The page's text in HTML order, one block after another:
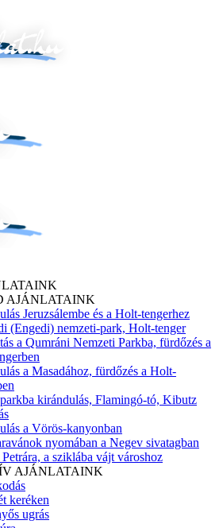
AJÁNLATAINK
Jeruzsálembe és a Holt-tengerhez
(Engedi) nemzeti-park, Holt-tenger
a Qumráni Nemzeti Parkba, fürdőzés a
a Masadához, fürdőzés a Holt-
kirándulás, Flamingó-tó, Kibutz
a Vörös-kanyonban
nyomában a Negev sivatagban
a sziklába vájt városhoz
AJÁNLATAINK
keréken
ugrás